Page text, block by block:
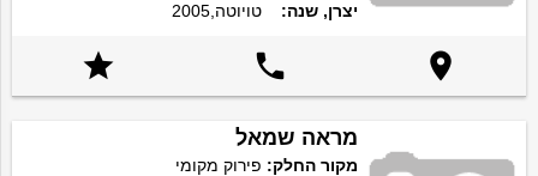
יצרן, שנה:
טויוטה,2005



מראה שמאל
מקור החלק: פירוק מקומי